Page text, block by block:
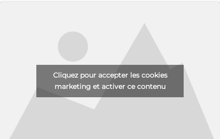
Cliquez pour accepter les cookies
marketing et activer ce contenu